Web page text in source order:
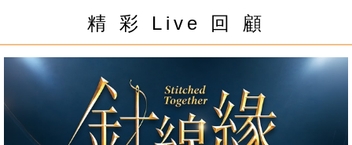
精 彩 Live 回 顧